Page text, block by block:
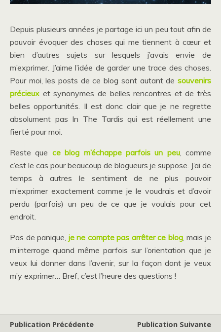
Depuis plusieurs années je partage ici un peu tout afin de
pouvoir évoquer des choses qui me tiennent à cœur et
bien d’autres sujets sur lesquels j’avais envie de
m’exprimer. J’aime l’idée de garder une trace des choses.
Pour moi, les posts de ce blog sont autant de souvenirs
précieux et synonymes de belles rencontres et de très
belles opportunités. Il est donc clair que je ne regrette
absolument pas In The Tardis qui est réellement une
fierté pour moi.
Reste que ce blog m’échappe parfois un peu, comme
c’est le cas pour beaucoup de blogueurs je suppose. J’ai de
temps à autres le sentiment de ne plus pouvoir
m’exprimer exactement comme je le voudrais et d’avoir
perdu (parfois) un peu de ce que je voulais pour cet
endroit.
Pas de panique, je ne compte pas arrêter ce blog, mais je
m’interroge quand même parfois sur l’orientation que je
veux lui donner dans l’avenir, sur la façon dont je veux
m’y exprimer… Bref, c’est l’heure des questions !
Publication Précédente
Publication Suivante